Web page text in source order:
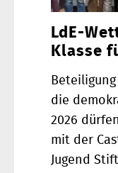
LdE-
Klasse
die
2026
mit der
Jugend